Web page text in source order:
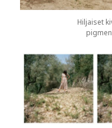
Hiljaiset